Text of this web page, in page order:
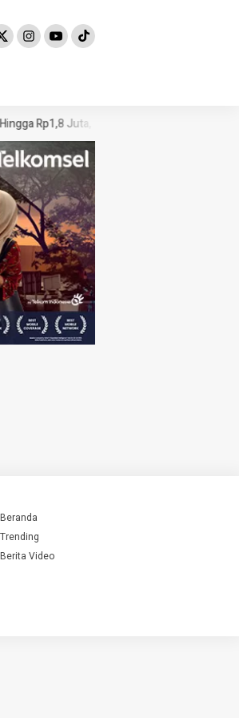
Juta, Ini Tanda-Tanda Status PIP Kamu
Beranda
Trending
Berita Video